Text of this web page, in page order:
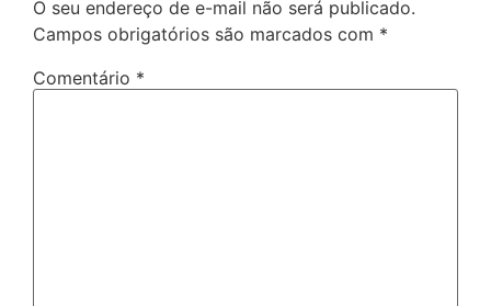
O seu endereço de e-mail não será publicado.
Campos obrigatórios são marcados com *
Comentário *